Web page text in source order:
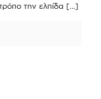
την ελπίδα […]